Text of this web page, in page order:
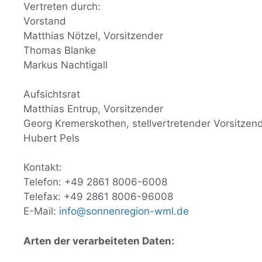
Vertreten durch:
Vorstand
Matthias Nötzel, Vorsitzender
Thomas Blanke
Markus Nachtigall
Aufsichtsrat
Matthias Entrup, Vorsitzender
Georg Kremerskothen, stellvertretender
Hubert Pels
Kontakt:
Telefon: +49 2861 8006-6008
Telefax: +49 2861 8006-96008
E-Mail: info@sonnenregion-wml.de
Arten der verarbeiteten Daten: